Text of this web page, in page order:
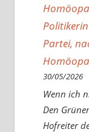
Partei,
30/05/2026
Wenn ich
Den
Hofreiter